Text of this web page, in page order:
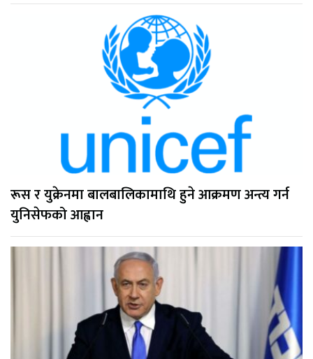
रूस र युक्रेनमा बालबालिकामाथि हुने आक्रमण अन्त्य गर्न
युनिसेफको आह्वान